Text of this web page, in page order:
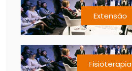
Extensão
Fisioterapia